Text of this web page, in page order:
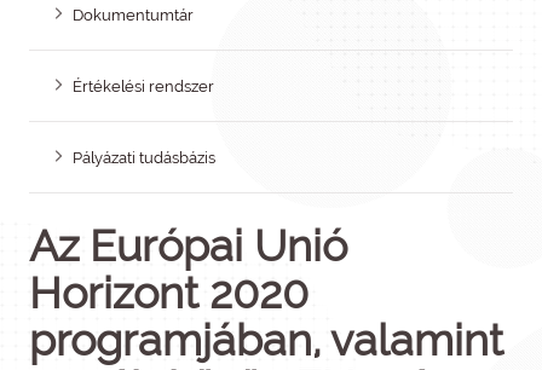
Dokumentumtár
Értékelési rendszer
Pályázati tudásbázis
Az Európai Unió
Horizont 2020
programjában, valamint